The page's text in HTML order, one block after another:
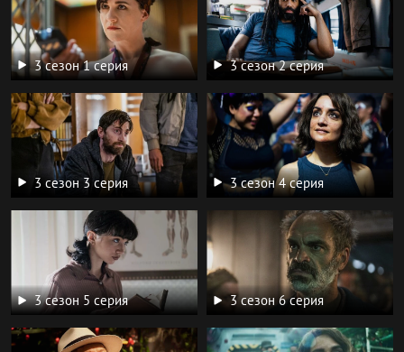
3 сезон 1 серия 3 сезон 2 серия
3 сезон 3 серия 3 сезон 4 серия
3 сезон 5 серия 3 сезон 6 серия